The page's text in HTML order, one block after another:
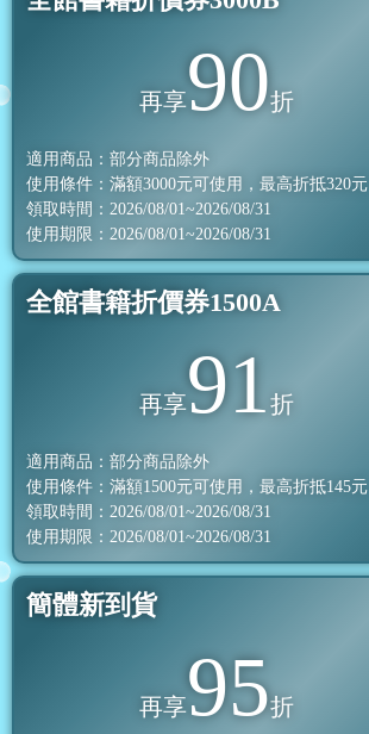
再享90折
適用商品：部分商品除外
使用條件：滿額3000元可使用，最高折抵320元
領取時間：2026/08/01~2026/08/31
使用期限：2026/08/01~2026/08/31
全館書籍折價券1500A
再享91折
適用商品：部分商品除外
使用條件：滿額1500元可使用，最高折抵145元
領取時間：2026/08/01~2026/08/31
使用期限：2026/08/01~2026/08/31
簡體新到貨
再享95折